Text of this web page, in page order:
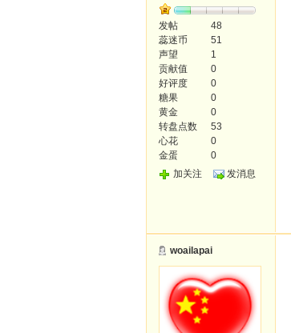
发帖
48
蕊迷币
51
声望
1
贡献值
0
好评度
0
糖果
0
黄金
0
转盘点数
53
心花
0
金蛋
0
加关注
发消息
woailapai